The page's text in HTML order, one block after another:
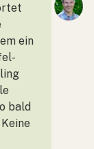
ein
bald